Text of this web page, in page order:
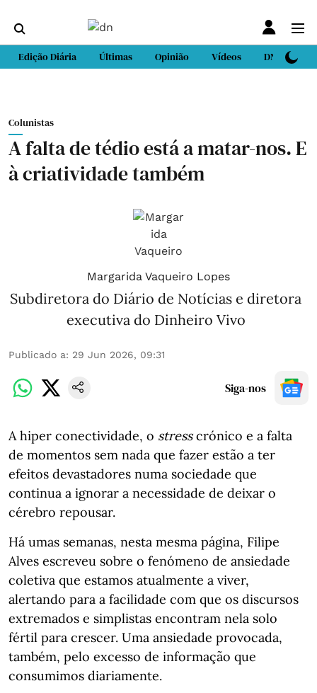
Edição Diária Últimas Opinião Vídeos DN Sport
Colunistas
A falta de tédio está a matar-nos. E
à criatividade também
Margarida Vaqueiro Lopes
Subdiretora do Diário de Notícias e diretora
executiva do Dinheiro Vivo
Publicado a: 29 Jun 2026, 09:31
Siga-nos
A hiper conectividade, o stresscrónico e a falta
de momentos sem nada que fazer estão a ter
efeitos devastadores numa sociedade que
continua a ignorar a necessidade de deixar o
cérebro repousar.
Há umas semanas, nesta mesma página, Filipe
Alves escreveu sobre o fenómeno de ansiedade
coletiva que estamos atualmente a viver,
alertando para a facilidade com que os discursos
extremados e simplistas encontram nela solo
fértil para crescer. Uma ansiedade provocada,
também, pelo excesso de informação que
consumimos diariamente.